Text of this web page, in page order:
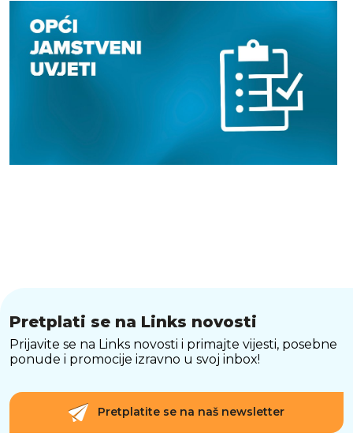
Pretplati se na Links novosti
Prijavite se na Links novosti i primajte vijesti, posebne
ponude i promocije izravno u svoj inbox!
Pretplatite se na naš newsletter